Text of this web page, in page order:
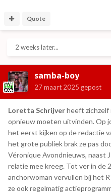
Quote
2 weeks later...
samba-boy
27 maart 2025 gepost
Loretta Schrijverheeft zichzelf
opnieuw moeten uitvinden. Op
het eerst kijken op de redactie
het grote publiek brak ze pas
Véronique Avondnieuws, naast
relatie mee kreeg. Tot ver in de
anchorwoman vervullen bij het
ze ook regelmatig